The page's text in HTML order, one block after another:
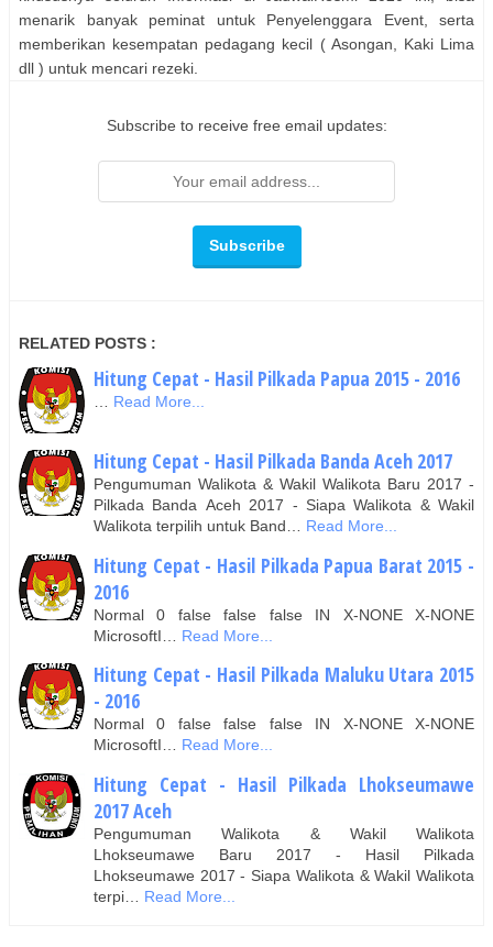
menarik banyak peminat untuk Penyelenggara Event, serta
memberikan kesempatan pedagang kecil ( Asongan, Kaki Lima
dll ) untuk mencari rezeki.
Subscribe to receive free email updates:
RELATED POSTS :
Hitung Cepat - Hasil Pilkada Papua 2015 - 2016
Read More...
Hitung Cepat - Hasil Pilkada Banda Aceh 2017
Pengumuman Walikota & Wakil Walikota Baru 2017 -
Pilkada Banda Aceh 2017 - Siapa Walikota & Wakil
Walikota terpilih untuk Band… Read More...
Hitung Cepat - Hasil Pilkada Papua Barat 2015 -
2016
Normal 0 false false false IN X-NONE X-NONE
MicrosoftI…
Read More...
Hitung Cepat - Hasil Pilkada Maluku Utara 2015
- 2016
Normal 0 false false false IN X-NONE X-NONE
MicrosoftI… Read More...
Hitung Cepat - Hasil Pilkada Lhokseumawe
2017 Aceh
Pengumuman Walikota & Wakil Walikota
Lhokseumawe Baru 2017 - Hasil Pilkada
Lhokseumawe 2017 - Siapa Walikota & Wakil Walikota
terpi…
Read More...